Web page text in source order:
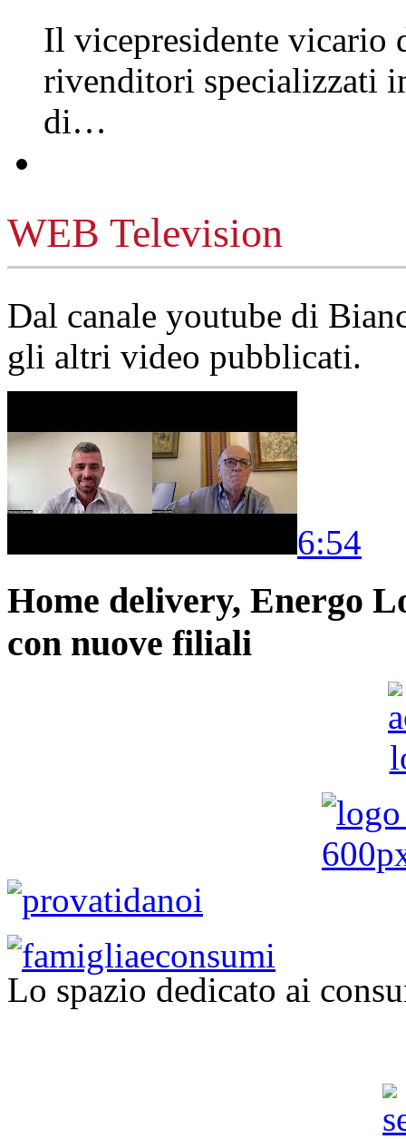
Il vicepresidente vicario
rivenditori specializzati
di…
WEB Television
Dal canale youtube di
gli altri video pubblicati.
6:54
Home delivery, Energo
con nuove filiali
Lo spazio dedicato ai